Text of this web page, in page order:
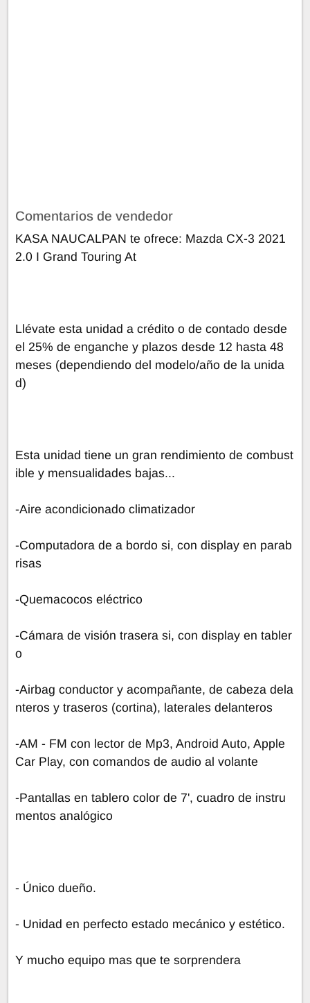
Comentarios de vendedor
KASA NAUCALPAN te ofrece: Mazda CX-3 2021
2.0 I Grand Touring At
Llévate esta unidad a crédito o de contado desde
el 25% de enganche y plazos desde 12 hasta 48
meses (dependiendo del modelo/año de la unida
d)
Esta unidad tiene un gran rendimiento de combust
ible y mensualidades bajas...
-Aire acondicionado climatizador
-Computadora de a bordo si, con display en parab
risas
-Quemacocos eléctrico
-Cámara de visión trasera si, con display en tabler
o
-Airbag conductor y acompañante, de cabeza dela
nteros y traseros (cortina), laterales delanteros
-AM - FM con lector de Mp3, Android Auto, Apple
Car Play, con comandos de audio al volante
-Pantallas en tablero color de 7', cuadro de instru
mentos analógico
- Único dueño.
- Unidad en perfecto estado mecánico y estético.
Y mucho equipo mas que te sorprendera